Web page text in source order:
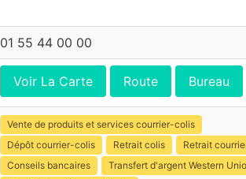
01 55 44 00 00
Voir La Carte Route Bureau
Vente de produits et services courrier-colis
Dépôt courrier-colis
Retrait colis
Retrait
Conseils bancaires
Transfert d'argent Western